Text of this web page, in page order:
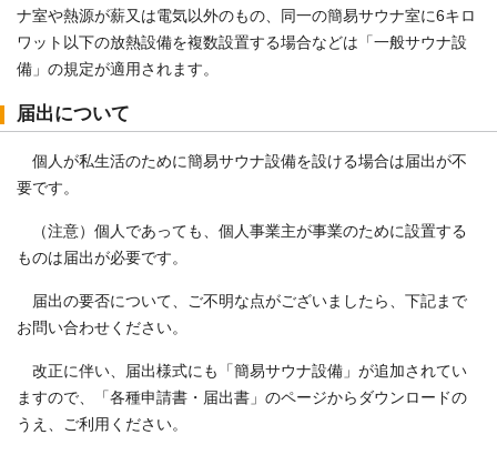
ナ室や熱源が薪又は電気以外のもの、同一の簡易サウナ室に6キロ
ワット以下の放熱設備を複数設置する場合などは「一般サウナ設
備」の規定が適用されます。
届出について
個人が私生活のために簡易サウナ設備を設ける場合は届出が不
要です。
（注意）個人であっても、個人事業主が事業のために設置する
ものは届出が必要です。
届出の要否について、ご不明な点がございましたら、下記まで
お問い合わせください。
改正に伴い、届出様式にも「簡易サウナ設備」が追加されてい
ますので、「各種申請書・届出書」のページからダウンロードの
うえ、ご利用ください。